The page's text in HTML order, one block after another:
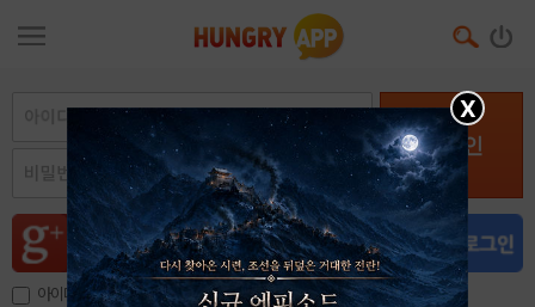
로그인
아이디, 이메일 저장
X